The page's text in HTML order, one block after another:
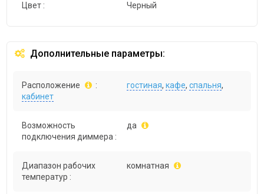
Цвет : Черный
Дополнительные параметры:
Расположение : гостиная,кафе,спальня,
кабинет
Возможность
подключения диммера :
да
Диапазон рабочих
температур :
комнатная